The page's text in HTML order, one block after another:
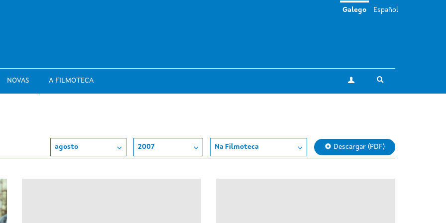
NOVAS A FILMOTECA A miña conta
Galego Español
agosto 2007 Na Filmoteca Descargar (PDF)